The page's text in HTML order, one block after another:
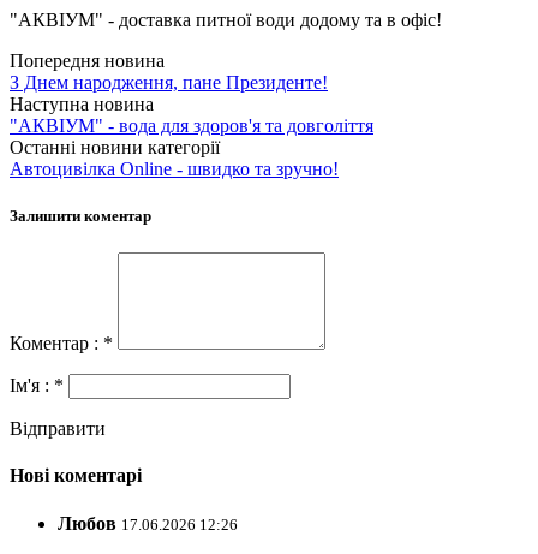
"АКВІУМ" - доставка питної води додому та в офіс!
Попередня новина
З Днем народження, пане Президенте!
Наступна новина
"АКВІУМ" - вода для здоров'я та довголіття
Останні новини категорії
Автоцивілка Online - швидко та зручно!
Залишити коментар
Коментар : *
Ім'я : *
Відправити
Нові коментарі
Любов 17.06.2026 12:26